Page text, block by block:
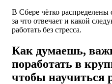
В Сбере чётко распределены
за что отвечает и какой
работать без стресса.
Как думаешь,
поработать в
чтобы научиться